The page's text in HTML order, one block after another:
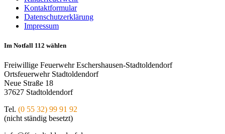
Kontaktformular
Datenschutzerklärung
Impressum
Im Notfall 112 wählen
Freiwillige Feuerwehr Eschershausen-Stadtoldendorf
Ortsfeuerwehr Stadtoldendorf
Neue Straße 18
37627 Stadtoldendorf
Tel. (0 55 32) 99 91 92
(nicht ständig besetzt)